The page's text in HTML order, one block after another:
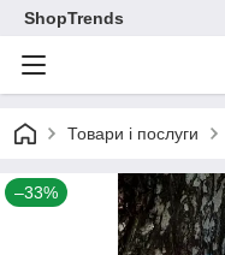
ShopTrends
Товари і послуги
–33%